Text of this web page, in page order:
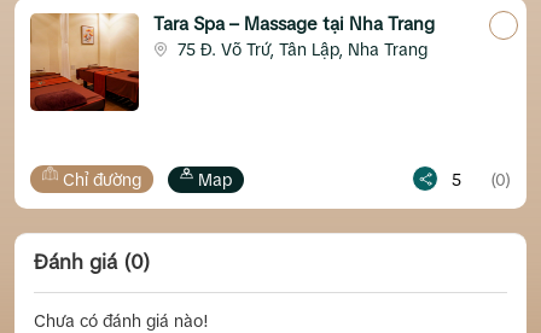
Tara Spa – Massage tại Nha Trang
75 Đ. Võ Trứ, Tân Lập, Nha Trang
Map Chỉ đường
Đánh giá (0)
Chưa có đánh giá nào!